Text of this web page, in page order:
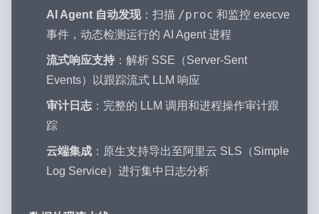
AI Agent 自动发现：扫描 /proc 和监控 execve
事件，动态检测运行的 AI Agent 进程
流式响应支持 ：解析 SSE（Server-Sent
Events）以跟踪流式 LLM 响应
审计日志 ：完整的 LLM 调用和进程操作审计跟
踪
云端集成 ：原生支持导出至阿里云 SLS（Simple
Log Service）进行集中日志分析